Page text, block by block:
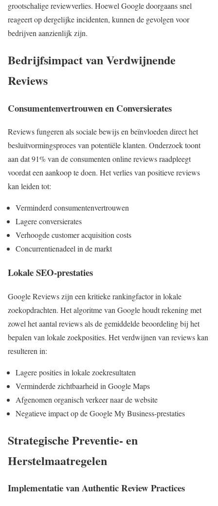
grootschalige reviewverlies. Hoewel Google doorgaans snel
reageert op dergelijke incidenten, kunnen de gevolgen voor
bedrijven aanzienlijk zijn.
Bedrijfsimpact van Verdwijnende
Reviews
Consumentenvertrouwen en Conversierates
Reviews fungeren als sociale bewijs en beïnvloeden direct het
besluitvormingsproces van potentiële klanten. Onderzoek toont
aan dat 91% van de consumenten online reviews raadpleegt
voordat een aankoop te doen. Het verlies van positieve reviews
kan leiden tot:
Verminderd consumentenvertrouwen
Lagere conversierates
Verhoogde customer acquisition costs
Concurrentienadeel in de markt
Lokale SEO-prestaties
Google Reviews zijn een kritieke rankingfactor in lokale
zoekopdrachten. Het algoritme van Google houdt rekening met
zowel het aantal reviews als de gemiddelde beoordeling bij het
bepalen van lokale zoekposities. Het verdwijnen van reviews kan
resulteren in:
Lagere posities in lokale zoekresultaten
Verminderde zichtbaarheid in Google Maps
Afgenomen organisch verkeer naar de website
Negatieve impact op de Google My Business-prestaties
Strategische Preventie- en
Herstelmaatregelen
Implementatie van Authentic Review Practices